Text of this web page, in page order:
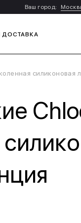
Ваш город:
ДОСТАВКА
силиконовая